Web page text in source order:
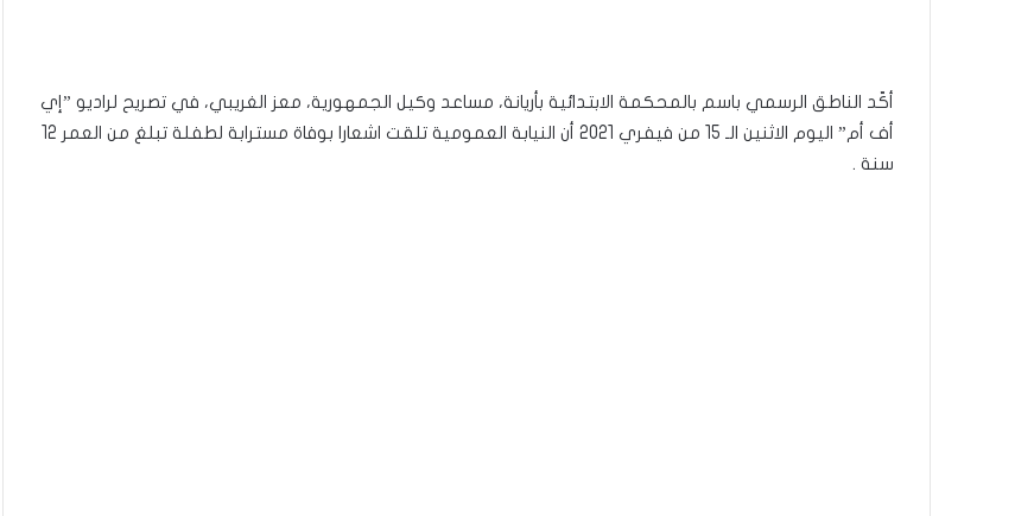
أكّد الناطق الرسمي باسم بالمحكمة الابتدائية بأريانة، مساعد وكيل الجمهورية، معز الغريبي، في تصريح لراديو ”إي
أف أم” اليوم الاثنين الـ 15 من فيفري 2021 أن النيابة العمومية تلقت اشعارا بوفاة مسترابة لطفلة تبلغ من العمر 12
سنة .